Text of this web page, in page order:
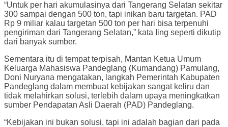
“Untuk per hari akumulasinya dari Tangerang Selatan sekitar
300 sampai dengan 500 ton, tapi inikan baru targetan. PAD
Rp 9 miliar kalau targetan 500 ton per hari bisa terpenuhi
pengiriman dari Tangerang Selatan,” kata Iing seperti dikutip
dari banyak sumber.
Sementara itu di tempat terpisah, Mantan Ketua Umum
Keluarga Mahasiswa Pandeglang (Kumandang) Pamulang,
Doni Nuryana mengatakan, langkah Pemerintah Kabupaten
Pandeglang dalam membuat kebijakan sangat keliru dan
tidak melahirkan solusi, terlebih dalam upaya meningkatkan
sumber Pendapatan Asli Daerah (PAD) Pandeglang.
“Kebijakan ini bukan solusi, tapi ini adalah bagian dari pada